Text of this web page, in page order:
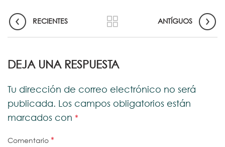
RECIENTES ANTÍGUOS
DEJA UNA RESPUESTA
Tu dirección de correo electrónico no será
publicada. Los campos obligatorios están
marcados con *
Comentario *